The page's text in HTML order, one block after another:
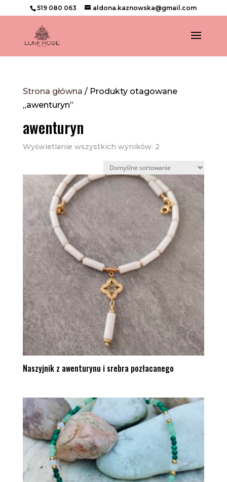
519 080 063 aldona.kaznowska@gmail.com
Strona główna / Produkty otagowane
„awenturyn”
awenturyn
Wyświetlanie wszystkich wyników: 2
Naszyjnik z awenturynu i srebra pozłacanego